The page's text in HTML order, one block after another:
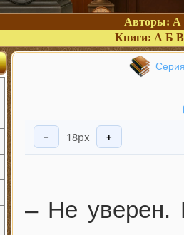
Авторы: А
Книги: А Б В
− 18px +
– Не уверен.